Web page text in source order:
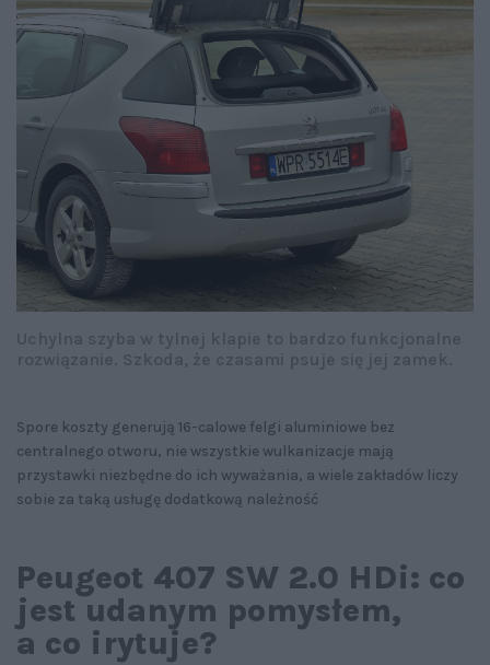
Spore koszty generują 16-calowe felgi aluminiowe bez
centralnego otworu, nie wszystkie wulkanizacje mają
przystawki niezbędne do ich wyważania, a wiele zakładów liczy
sobie za taką usługę dodatkową należność
Peugeot 407 SW 2.0 HDi: co
jest udanym pomysłem,
a co irytuje?